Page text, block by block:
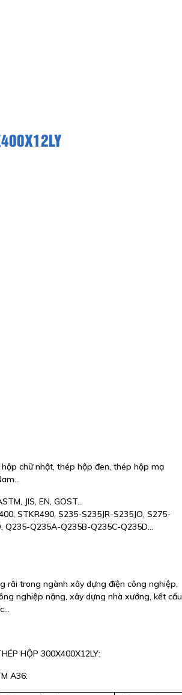
chữ nhật, thép hộp đen, thép hộp mạ
JIS, EN, GOST...
STKR490, S235-S235JR-S235JO, S275-
Q235-Q235A-Q235B-Q235C-Q235D...
rãi trong ngành xây dựng điện công nghiệp,
nghiệp nặng, xây dựng nhà xưởng, kết cấu
HỘP 300X400X12LY:
A36: